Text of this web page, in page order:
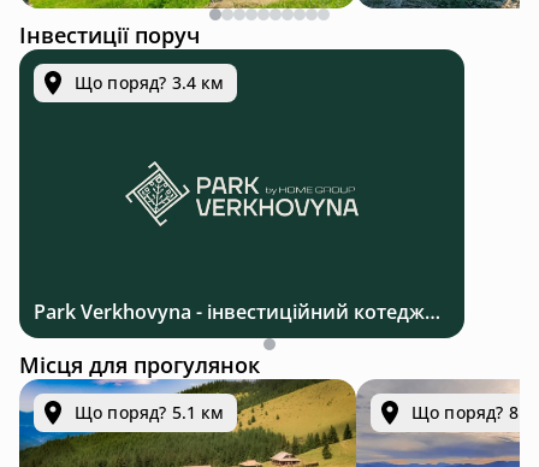
Інвестиції поруч
Що поряд? 3.4 км
Park Verkhovyna - інвестиційний котеджний комплекс біля Верховини в Карпатах
Місця для прогулянок
Що поряд? 5.1 км Що поряд? 8.4